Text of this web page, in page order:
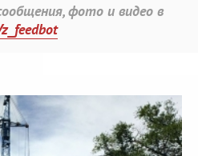
фото и видео в